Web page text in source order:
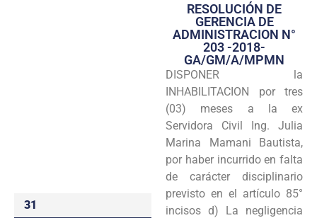
Transparencia
Seguridad
Programas
Intranet
31
RESOLUCIÓN DE
GERENCIA DE
ADMINISTRACION N°
203 -2018-
GA/GM/A/MPMN
DISPONER la
INHABILITACION por tres
(03) meses a la ex
Servidora Civil Ing. Julia
Marina Mamani Bautista,
por haber incurrido en falta
de carácter disciplinario
previsto en el artículo 85°
incisos d) La negligencia